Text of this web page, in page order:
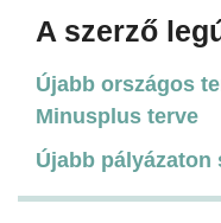
A szerző
Újabb országos
Minusplus terve
Újabb